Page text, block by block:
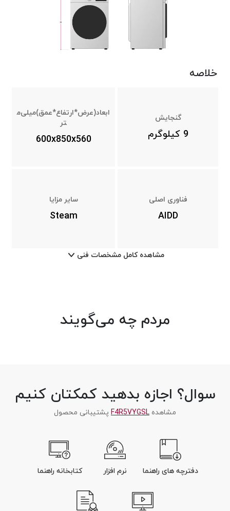
خلاصه
گنجایش
9 کیلوگرم
ابعاد(عرض*ارتفاع*عمق)میلی‌م
تر
600x850x560
فناوری اصلی
AIDD
سایر مزایا
Steam
مشاهده کامل مشخصات فنی
مردم چه می‌گویند
سوال؟ اجازه بدهید کمکتان کنیم
مشاهده F4R5VYGSL پشتیبانی محصول
دفترچه های راهنما نرم افزار کتابخانه راهنما